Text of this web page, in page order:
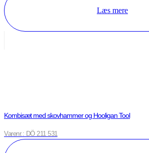
Læs mere
Kombisæt med skovhammer og Hooligan Tool
Varenr.: DÖ 211 531